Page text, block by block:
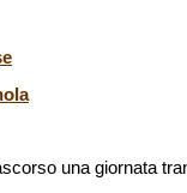
una giornata